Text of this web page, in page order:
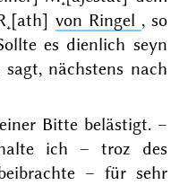
von Ringel , so
es dienlich seyn
nächstens nach
Bitte belästigt. –
ich – troz des
– für sehr